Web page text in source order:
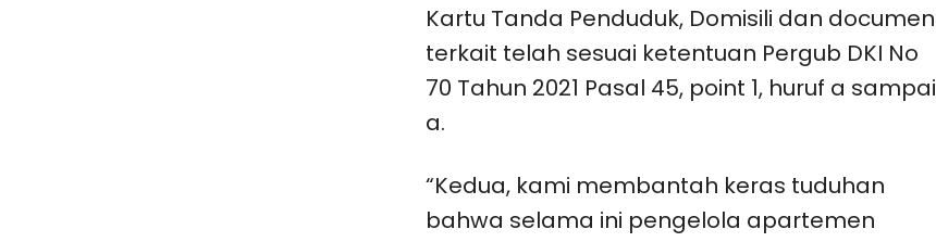
Kartu Tanda Penduduk, Domisili dan documen
terkait telah sesuai ketentuan Pergub DKI No
70 Tahun 2021 Pasal 45, point 1, huruf a sampai
a.
“Kedua, kami membantah keras tuduhan
bahwa selama ini pengelola apartemen